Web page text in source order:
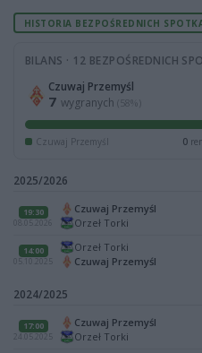
HISTORIA BEZPOŚREDNICH
BILANS · 12 BEZPOŚREDNICH
Czuwaj Przemyśl
7 wygranych (58%)
Czuwaj Przemyśl 0
2025/2026
19:30
08.05.2026
Czuwaj Przemyśl
Orzeł Torki
14:00
05.10.2025
Orzeł Torki
Czuwaj Przemyśl
2024/2025
17:00
24.05.2025
Czuwaj Przemyśl
Orzeł Torki